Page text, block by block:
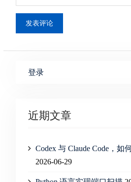
登录
近期文章
Codex 与 Claude Code，如
2026-06-29